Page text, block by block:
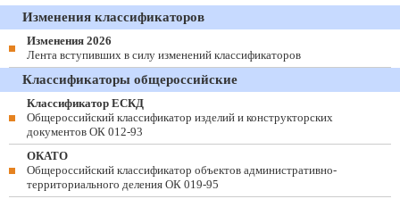
Изменения классификаторов
Изменения 2026
Лента вступивших в силу изменений классификаторов
Классификаторы общероссийские
Классификатор ЕСКД
Общероссийский классификатор изделий и конструкторских
документов ОК 012-93
ОКАТО
Общероссийский классификатор объектов административно-
территориального деления ОК 019-95